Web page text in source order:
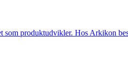
som produktudvikler. Hos Arkikon